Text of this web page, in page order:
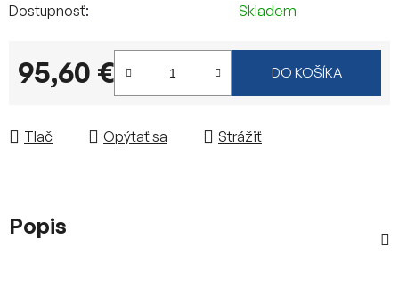
Dostupnosť Skladem
95,60 €
Jednotková cena:
DO KOŠÍKA
Tlač Opýtať sa Strážiť
Popis